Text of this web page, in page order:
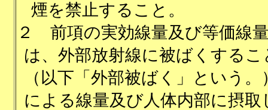
煙を禁止すること。
２
前項の実効線量及び等価線
は、外部放射線に被ばくするこ
（以下「外部被ばく」という。
による線量及び人体内部に摂取